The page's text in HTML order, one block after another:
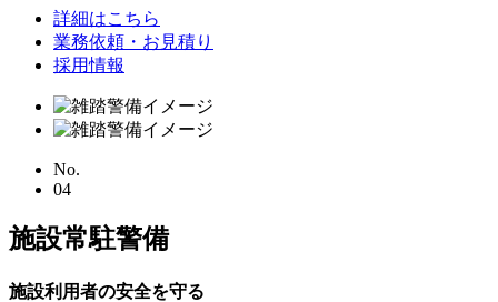
詳細はこちら
業務依頼・お見積り
採用情報
No.
04
施設常駐警備
施設利用者の安全を守る